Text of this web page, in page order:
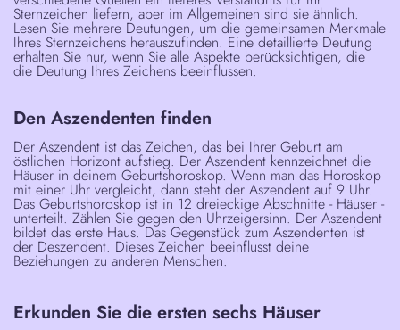
Sternzeichen liefern, aber im Allgemeinen sind sie ähnlich.
Lesen Sie mehrere Deutungen, um die gemeinsamen Merkmale
Ihres Sternzeichens herauszufinden. Eine detaillierte Deutung
erhalten Sie nur, wenn Sie alle Aspekte berücksichtigen, die
die Deutung Ihres Zeichens beeinflussen.
Den Aszendenten finden
Der Aszendent ist das Zeichen, das bei Ihrer Geburt am
östlichen Horizont aufstieg. Der Aszendent kennzeichnet die
Häuser in deinem Geburtshoroskop. Wenn man das Horoskop
mit einer Uhr vergleicht, dann steht der Aszendent auf 9 Uhr.
Das Geburtshoroskop ist in 12 dreieckige Abschnitte - Häuser -
unterteilt. Zählen Sie gegen den Uhrzeigersinn. Der Aszendent
bildet das erste Haus. Das Gegenstück zum Aszendenten ist
der Deszendent. Dieses Zeichen beeinflusst deine
Beziehungen zu anderen Menschen.
Erkunden Sie die ersten sechs Häuser